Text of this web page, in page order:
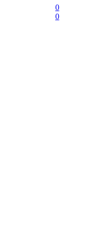
0
0